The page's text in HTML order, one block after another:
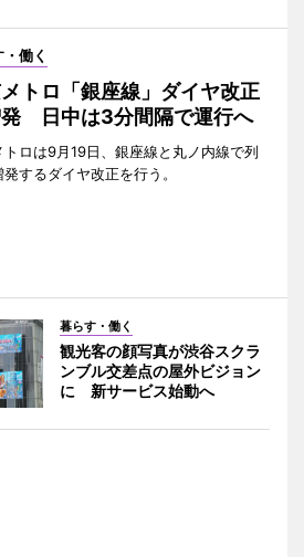
働く
トロ「銀座線」ダイヤ改正
日中は3分間隔で運行へ
トロは9月19日、銀座線と丸ノ内線で列
するダイヤ改正を行う。
暮らす・働く
観光客の顔写真が渋谷スクラ
ンブル交差点の屋外ビジョン
に 新サービス始動へ